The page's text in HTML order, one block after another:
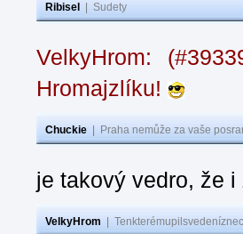
Ribisel Sudety
VelkyHrom:
Hromajzlíku!
Chuckie Praha nemůže za vaše
je takový vedro, že
VelkyHrom